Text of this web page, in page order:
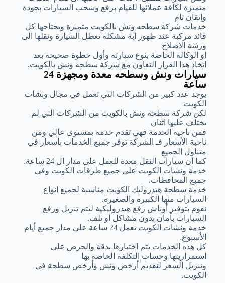
متميزة لكافة عملائها للقيام برفع وسحب السيارات بجودة
وإتقان تام
خدمات شركة سطحه ونش بالكويت متميزة ويحتاجها كل
قائد مركبة عند ظهور أية مشكلة تعطل السيارة ونقلها الى
ورشة الاصلاح
او الوكالة الخاصة بنوع سيارته وأول خطوة صحيحة بعد
اتخاذ هذا القرار التعاون مع شركة سطحه ونش بالكويت.
سيارات ونش وسطحه معدة ومجهزة 24
ساعة
يوجد عدد كبير من الشركات التي تعمل في مجال ونشات
الكويت
لكن شركة سطحه ونش بالكويت من الشركات التي لم
يختلف عليها اثنان
فمن ناحية الخدمة فهي تقدم خدمة بمستوى عالي ومن
ناحية الأسعار فـ الشركة توفر جميع الخدمات بأسعار في
متناول الجميع
كما أن سيارات النقل معدة للعمل على مدار ال 24 ساعة.
خدمة ونشات الكويت على جميع طرقات الكويت وفي
جميع المحافظات.
خدمة سطحة هيدروليك الكويت مناسبة لجميع انواع
السيارات منها الكبيرة والصغيرة.
نقوم بتوفير أوناش رفع هيدروليكية ليتم تنزيل ورفع
السيارات بأمان بدون مشاكل أو تلف.
خدمة ونشات الكويت تعمل 24 ساعة على مدار جميع أيام
الأسبوع.
كل هذه الخدمات يتم اختبارها بدقة والحرص على
استمراريتها وحساب التكلفة الخاصة بها
وتنزيل السعر لتقديم أرخص ونش وأرخص سطحة في
الكويت.